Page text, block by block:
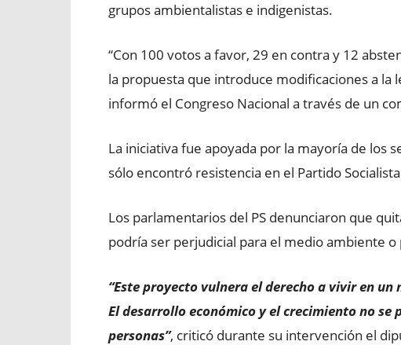
grupos ambientalistas e indigenistas.
“Con 100 votos a favor, 29 en contra y 12
la propuesta que introduce modificaciones a la
informó el Congreso Nacional a través de un
La iniciativa fue apoyada por la mayoría de los
sólo encontró resistencia en el Partido
Los parlamentarios del PS denunciaron que
podría ser perjudicial para el medio ambiente o
“Este proyecto vulnera el derecho a vivir en
El desarrollo económico y el crecimiento no se
personas”, criticó durante su intervención el